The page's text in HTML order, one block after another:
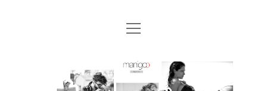
MANIGOO BLOG
MANIGOO MODELS
Menü
öffnen
Manigoo